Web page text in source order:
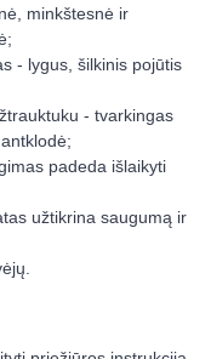
minkštesnė ir
- lygus, šilkinis pojūtis
- tvarkingas
padeda išlaikyti
užtikrina saugumą ir